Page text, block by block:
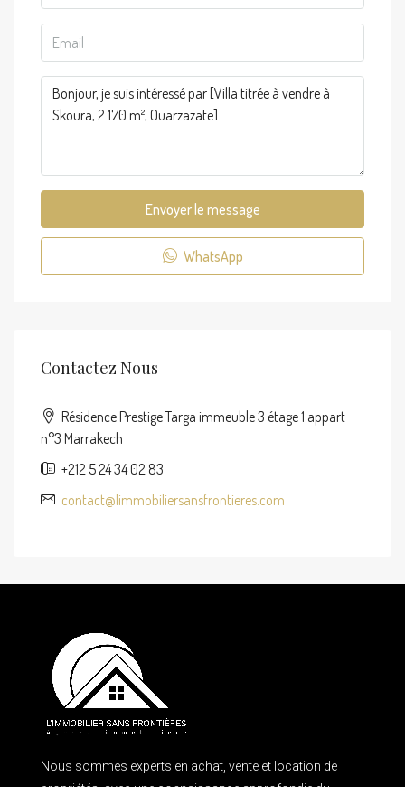
Envoyer le message
WhatsApp
Contactez Nous
Résidence Prestige Targa immeuble 3 étage 1 appart
n°3 Marrakech
+212 5 24 34 02 83
contact@limmobiliersansfrontieres.com
Nous sommes experts en achat, vente et location de